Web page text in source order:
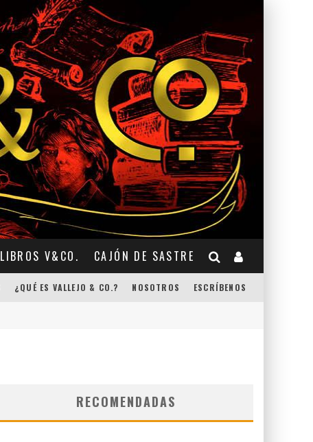
LIBROS V&CO. CAJÓN DE SASTRE
¿QUÉ ES VALLEJO & CO.? NOSOTROS ESCRÍBENOS
RECOMENDADAS